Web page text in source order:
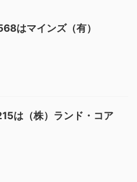
はマインズ（有）
は（株）ランド・コア